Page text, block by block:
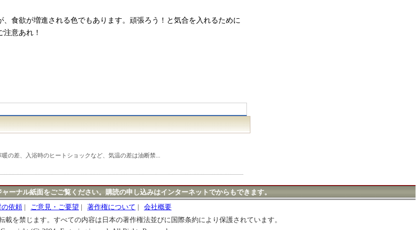
食欲が増進される色でもあります。頑張ろう！と気合を入れるために
意あれ！
の差、入浴時のヒートショックなど、気温の差は油断禁...
ーナル紙面をごご覧ください。購読の申し込みはインターネットでからもできます。
依頼 ご意見・ご要望 著作権について
会社概要
載を禁じます。すべての内容は日本の著作権法並びに国際条約により保護されています。